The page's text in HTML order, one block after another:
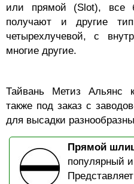
или прямой (Slot), все
получают и другие
четырехлучевой, с
многие другие.
Тайвань Метиз Альянс
также под заказ с
для высадки
Прямой
популярный